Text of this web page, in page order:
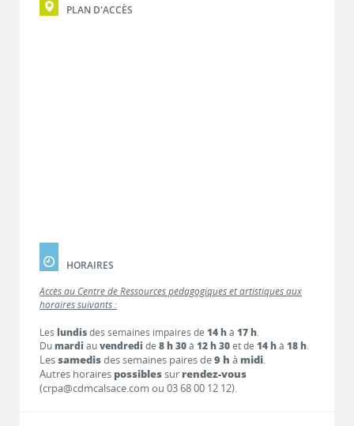
PLAN D'ACCÈS
HORAIRES
Accès au Centre de Ressources pédagogiques et artistiques aux
horaires suivants :
Les lundisdes semaines impaires de 14 hà 17 h.
Dumardi auvendredi de 8 h 30à 12 h 30et de 14 hà 18 h.
Lessamedisdes semaines paires de9 h à midi.
Autres horaires possiblessur rendez-vous
(crpa@cdmcalsace.com ou 03 68 00 12 12).